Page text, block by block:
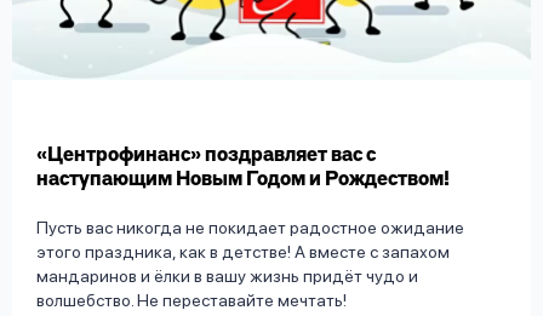
«Центрофинанс» поздравляет вас с
наступающим Новым Годом и Рождеством!
Пусть вас никогда не покидает радостное ожидание
этого праздника, как в детстве! А вместе с запахом
мандаринов и ёлки в вашу жизнь придёт чудо и
волшебство. Не переставайте мечтать!
на
вопросы